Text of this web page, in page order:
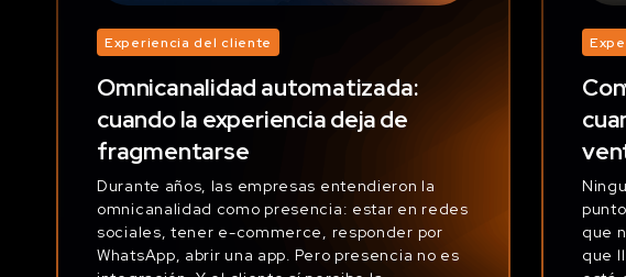
Experiencia del cliente
Omnicanalidad automatizada:
cuando la experiencia deja de
fragmentarse
Durante años, las empresas entendieron la
omnicanalidad como presencia: estar en redes
sociales, tener e-commerce, responder por
WhatsApp, abrir una app. Pero presencia no es
que
que